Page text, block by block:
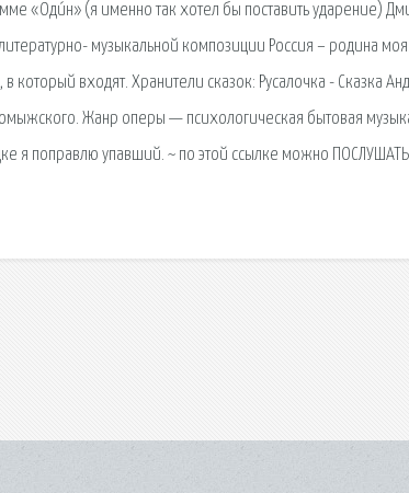
«Оди́н» (я именно так хотел бы поставить ударение)
музыкальной композиции Россия – родина
в который входят. Хранители сказок: Русалочка - Сказка
Жанр оперы — психологическая бытовая
я поправлю упавший. ~ по этой ссылке можно